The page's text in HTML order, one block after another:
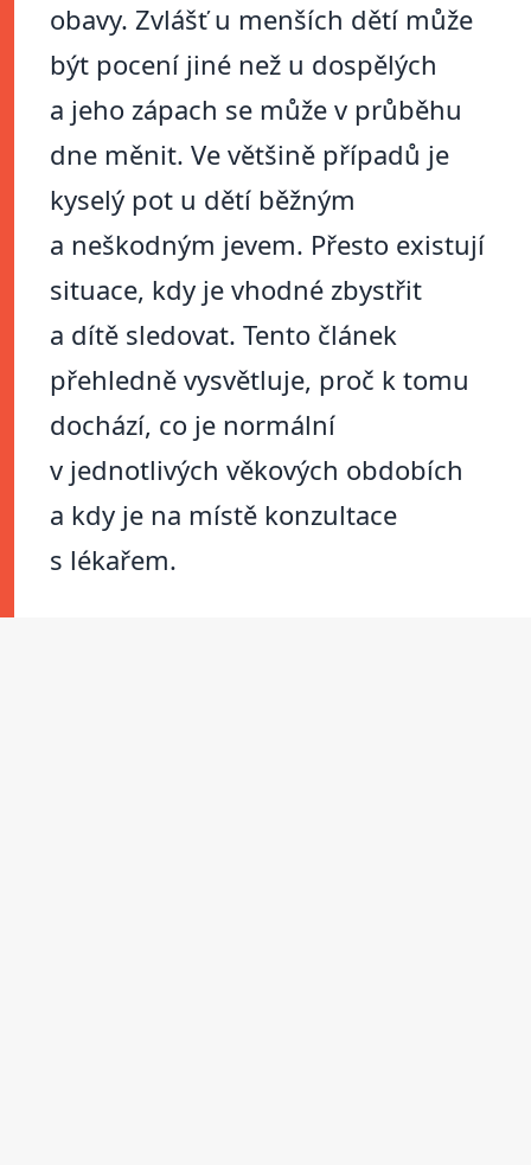
obavy. Zvlášť u menších dětí může
být pocení jiné než u dospělých
a jeho zápach se může v průběhu
dne měnit. Ve většině případů je
kyselý pot u dětí běžným
a neškodným jevem. Přesto existují
situace, kdy je vhodné zbystřit
a dítě sledovat. Tento článek
přehledně vysvětluje, proč k tomu
dochází, co je normální
v jednotlivých věkových obdobích
a kdy je na místě konzultace
s lékařem.